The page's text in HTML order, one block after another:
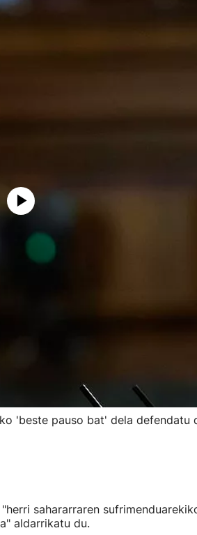
'beste pauso bat' dela defendatu
sahararraren
aldarrikatu du.